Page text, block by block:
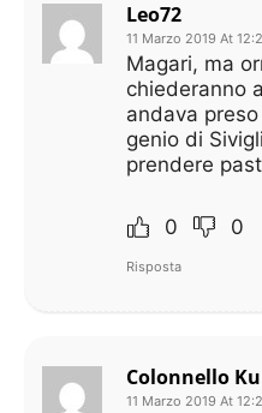
Leo72
11 Marzo 2019 At
Magari, ma
chiederanno
andava
genio di
prendere
0 0
Risposta
Colonnello
11 Marzo 2019 At